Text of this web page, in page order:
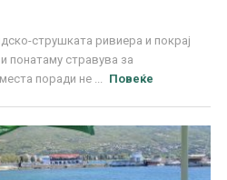
струшката ривиера и покрај
понатаму стравува за
поради не ...
Повеќе